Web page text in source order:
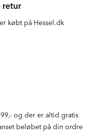
retur
købt på Hessel.dk
og der er altid gratis
beløbet på din ordre